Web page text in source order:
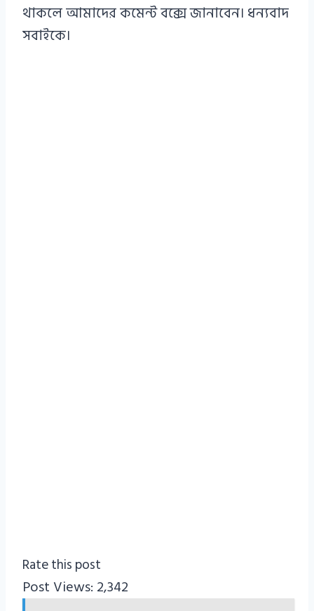
থাকলে আমাদের কমেন্ট বক্সে জানাবেন। ধন্যবাদ
সবাইকে।
Rate this post
Post Views: 2,342